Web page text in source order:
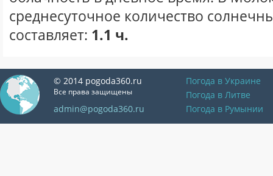
среднесуточное количество
составляет: 1.1 ч.
© 2014 pogoda360.ru
Все права защищены
admin@pogoda360.ru
Погода в Украине
Погода в Литве
Погода в Румынии